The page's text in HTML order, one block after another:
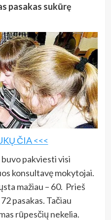
pasakas sukūrę
ČIA <<<
pakviesti visi
konsultavę mokytojai.
mažiau – 60. Prieš
pasakas. Tačiau
rūpesčių nekelia.